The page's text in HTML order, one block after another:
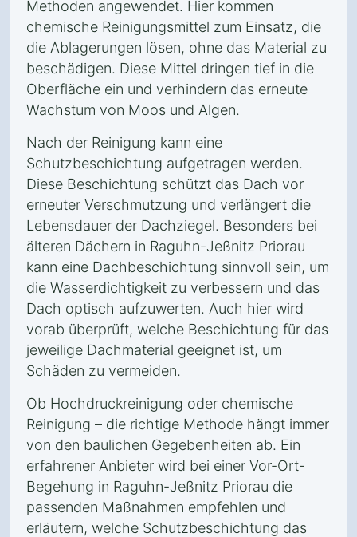
Methoden angewendet. Hier kommen
chemische Reinigungsmittel zum Einsatz, die
die Ablagerungen lösen, ohne das Material zu
beschädigen. Diese Mittel dringen tief in die
Oberfläche ein und verhindern das erneute
Wachstum von Moos und Algen.
Nach der Reinigung kann eine
Schutzbeschichtung aufgetragen werden.
Diese Beschichtung schützt das Dach vor
erneuter Verschmutzung und verlängert die
Lebensdauer der Dachziegel. Besonders bei
älteren Dächern in Raguhn-Jeßnitz Priorau
kann eine Dachbeschichtung sinnvoll sein, um
die Wasserdichtigkeit zu verbessern und das
Dach optisch aufzuwerten. Auch hier wird
vorab überprüft, welche Beschichtung für das
jeweilige Dachmaterial geeignet ist, um
Schäden zu vermeiden.
Ob Hochdruckreinigung oder chemische
Reinigung – die richtige Methode hängt immer
von den baulichen Gegebenheiten ab. Ein
erfahrener Anbieter wird bei einer Vor-Ort-
Begehung in Raguhn-Jeßnitz Priorau die
passenden Maßnahmen empfehlen und
erläutern, welche Schutzbeschichtung das